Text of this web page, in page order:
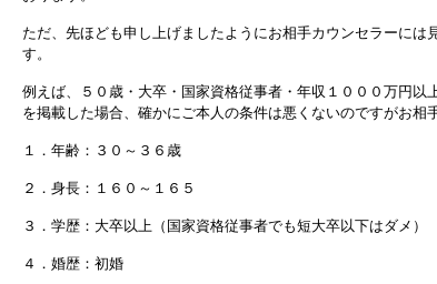
ただ、先ほども申し上げましたようにお相手カウンセラーには
す。
例えば、５０歳・大卒・国家資格従事者・年収１０００万円
を掲載した場合、確かにご本人の条件は悪くないのですがお相
１．年齢：３０～３６歳
２．身長：１６０～１６５
３．学歴：大卒以上（国家資格従事者でも短大卒以下はダメ）
４．婚歴：初婚